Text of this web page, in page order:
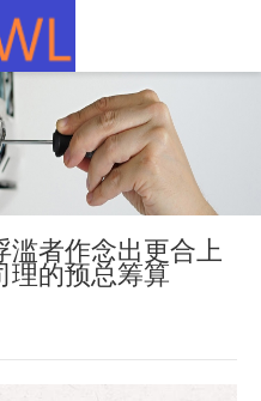
滥者作念出更合上
理的预总筹算